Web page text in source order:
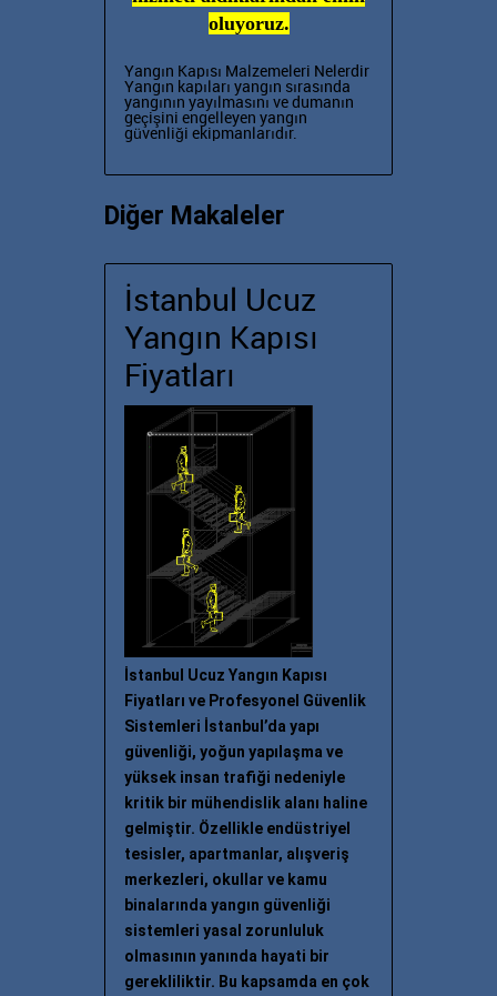
oluyoruz.
Yangın Kapısı Malzemeleri Nelerdir
Yangın kapıları yangın sırasında
yangının yayılmasını ve dumanın
geçişini engelleyen yangın
güvenliği ekipmanlarıdır.
Diğer Makaleler
İstanbul Ucuz
Yangın Kapısı
Fiyatları
İstanbul Ucuz Yangın Kapısı
Fiyatları ve Profesyonel Güvenlik
Sistemleri İstanbul’da yapı
güvenliği, yoğun yapılaşma ve
yüksek insan trafiği nedeniyle
kritik bir mühendislik alanı haline
gelmiştir. Özellikle endüstriyel
tesisler, apartmanlar, alışveriş
merkezleri, okullar ve kamu
binalarında yangın güvenliği
sistemleri yasal zorunluluk
olmasının yanında hayati bir
gerekliliktir. Bu kapsamda en çok